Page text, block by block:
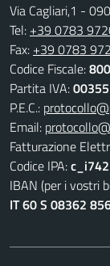
Via Cagliari,1 -
Tel: +39 0783
Fax: +39 0783
Codice Fiscale:
Partita IVA:
P.E.C.:
Email:
Fatturazione
Codice IPA:c_i742
IBAN (per i vostri
IT 60 S 08362